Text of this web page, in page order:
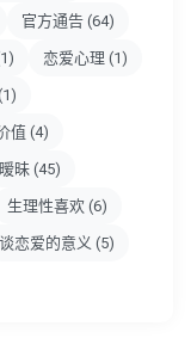
官方通告 (64)
恋爱心理 (1)
值 (4)
暧昧 (45)
生理性喜欢 (6)
谈恋爱的意义 (5)